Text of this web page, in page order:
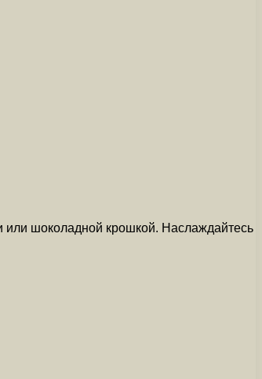
или шоколадной крошкой. Наслаждайтесь